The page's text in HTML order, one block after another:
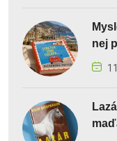
nej